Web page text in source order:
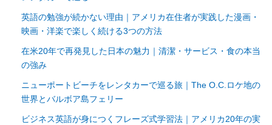
英語の勉強が続かない理由｜アメリカ在住者が実践した漫画・
映画・洋楽で楽しく続ける3つの方法
在米20年で再発見した日本の魅力｜清潔・サービス・食の本当
の強み
ニューポートビーチをレンタカーで巡る旅｜The O.C.ロケ地の
世界とバルボア島フェリー
ビジネス英語が身につくフレーズ式学習法｜アメリカ20年の実